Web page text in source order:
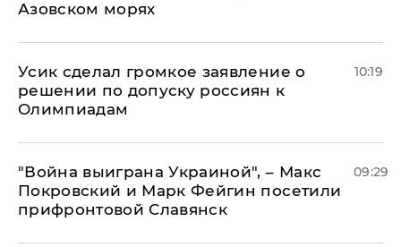
Азовском морях
Усик сделал громкое заявление о
решении по допуску россиян к
Олимпиадам
10:19
"Война выиграна Украиной", – Макс
Покровский и Марк Фейгин посетили
прифронтовой Славянск
09:29